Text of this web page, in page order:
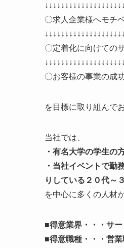
↓↓↓↓↓↓↓↓↓↓↓↓↓↓↓↓↓↓↓↓
〇求人企業様へモチ
↓↓↓↓↓↓↓↓↓↓↓↓↓↓↓↓↓↓↓↓
〇定着化に向けての
↓↓↓↓↓↓↓↓↓↓↓↓↓↓↓↓↓↓↓↓
〇お客様の事業の成
を目標に取り組んで
当社では、
・有名大学の学生の
・当社イベントで勤
りしている２０代～
を中心に多くの人材
■得意業界・・・サ
■得意職種・・・営